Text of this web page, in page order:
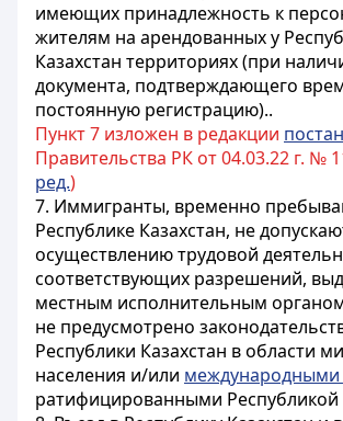
имеющих принадлежность к
жителям на арендованных у
Казахстан территориях (при
документа, подтверждающего
постоянную регистрацию)..
Пункт 7 изложен в редакции
Правительства РК от 04.03.22 г. №
ред.)
7. Иммигранты, временно
Республике Казахстан, не
осуществлению трудовой
соответствующих разрешений,
местным исполнительным
не предусмотрено
Республики Казахстан в области
населения и/или международными
ратифицированными Республикой